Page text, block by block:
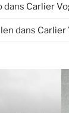
dans Carlier
dans Carlier